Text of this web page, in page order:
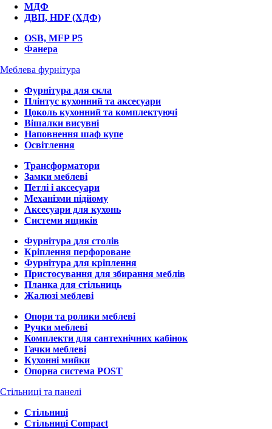
МДФ
ДВП, HDF (ХДФ)
OSB, MFP P5
Фанера
Меблева фурнітура
Фурнітура для скла
Плінтус кухонний та аксесуари
Цоколь кухонний та комплектуючі
Вішалки висувні
Наповнення шаф купе
Освітлення
Трансформатори
Замки меблеві
Петлі і аксесуари
Механізми підйому
Аксесуари для кухонь
Системи ящиків
Фурнітура для столів
Кріплення перфороване
Фурнітура для кріплення
Пристосування для збирання меблів
Планка для стільниць
Жалюзі меблеві
Опори та ролики меблеві
Ручки меблеві
Комплекти для сантехнічних кабінок
Гачки меблеві
Кухонні мийки
Опорна система POST
Стільниці та панелі
Стільниці
Стільниці Compact